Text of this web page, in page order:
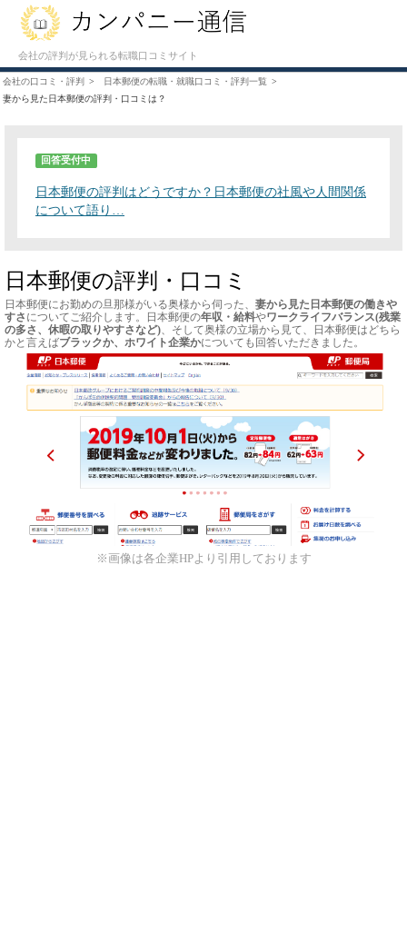
会社の評判が見られる転職口コミサイト
会社の口コミ・評判
日本郵便の転職・就職口コミ・評判一覧
妻から見た日本郵便の評判・口コミは？
回答受付中
日本郵便の評判はどうですか？日本郵便の社風や人間関係
について語り…
日本郵便の評判・口コミ
日本郵便にお勤めの旦那様がいる奥様から伺った、 妻から見た日本郵便の働きや
すさ についてご紹介します。日本郵便の年収・給料やワークライフバランス(残業
の多さ、休暇の取りやすさなど)、そして奥様の立場から見て、日本郵便はどちら
かと言えばブラックか、ホワイト企業かについても回答いただきました。
※画像は各企業HPより引用しております